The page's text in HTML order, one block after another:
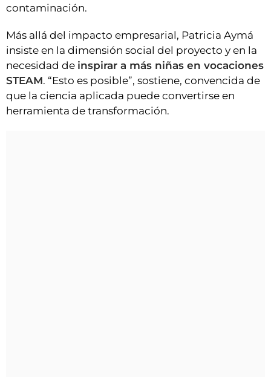
contaminación.
Más allá del impacto empresarial, Patricia Aymá
insiste en la dimensión social del proyecto y en la
necesidad de inspirar a más niñas en vocaciones
STEAM. “Esto es posible”, sostiene, convencida de
que la ciencia aplicada puede convertirse en
herramienta de transformación.